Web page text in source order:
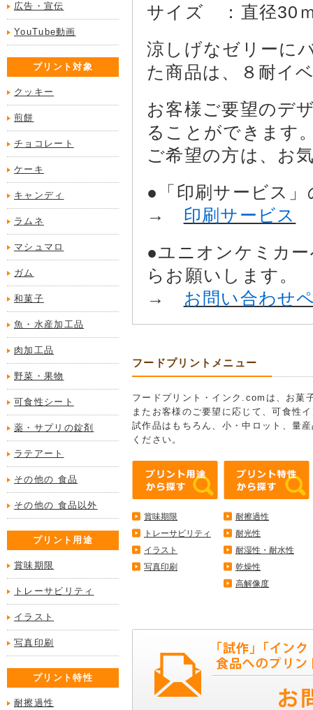
広告・宣伝
YouTube動画
プリント対象
クッキー
煎餅
チョコレート
ケーキ
キャンディ
ラムネ
マシュマロ
ガム
和菓子
魚・水産加工品
肉加工品
野菜・果物
可食性シート
薬・サプリの錠剤
ラテアート
その他の 食品
その他の 食品以外
プリント用途
賞味期限
トレーサビリティ
イラスト
写真印刷
プリント特性
耐擦過性
サイズ ：直径30
涼しげなゼリーに
た商品は、８耐イ
お客様ご要望のデ
ることができます
ご希望の方は、お
●「印刷サービス
→ 印刷サービス
●ユニオンケミカ
らお願いします。
→ お問い合わせ
フードプリントメニュー
フードプリント・インク.comは、お菓
またお客様のご要望に応じて、可食性
試作品はもちろん、小・中ロット、量
ください。
賞味期限
トレーサビリティ
イラスト
写真印刷
耐擦過性
耐光性
耐湿性・耐水性
乾燥性
高解像度